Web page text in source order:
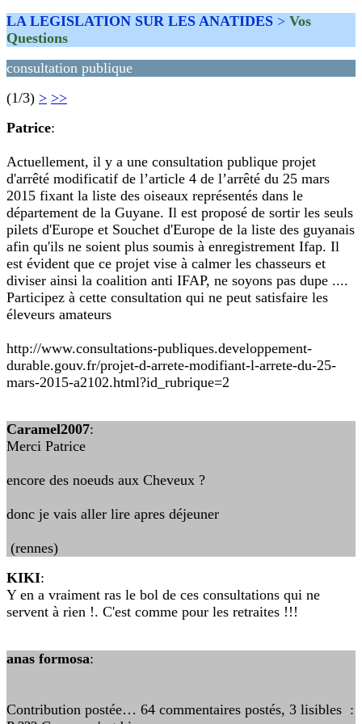
LA LEGISLATION SUR LES ANATIDES > Vos
Questions
consultation publique
(1/3) > >>
Patrice:
Actuellement, il y a une consultation publique projet
d'arrêté modificatif de l’article 4 de l’arrêté du 25 mars
2015 fixant la liste des oiseaux représentés dans le
département de la Guyane. Il est proposé de sortir les seuls
pilets d'Europe et Souchet d'Europe de la liste des guyanais
afin qu'ils ne soient plus soumis à enregistrement Ifap. Il
est évident que ce projet vise à calmer les chasseurs et
diviser ainsi la coalition anti IFAP, ne soyons pas dupe ....
Participez à cette consultation qui ne peut satisfaire les
éleveurs amateurs
http://www.consultations-publiques.developpement-
durable.gouv.fr/projet-d-arrete-modifiant-l-arrete-du-25-
mars-2015-a2102.html?id_rubrique=2
Caramel2007:
Merci Patrice
encore des noeuds aux Cheveux ?
donc je vais aller lire apres déjeuner
(rennes)
KIKI:
Y en a vraiment ras le bol de ces consultations qui ne
servent à rien !. C'est comme pour les retraites !!!
anas formosa:
Contribution postée… 64 commentaires postés, 3 lisibles :